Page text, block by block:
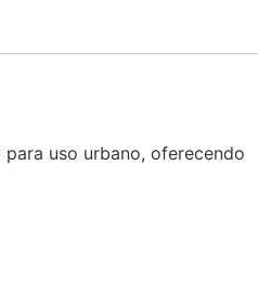
uso urbano, oferecendo